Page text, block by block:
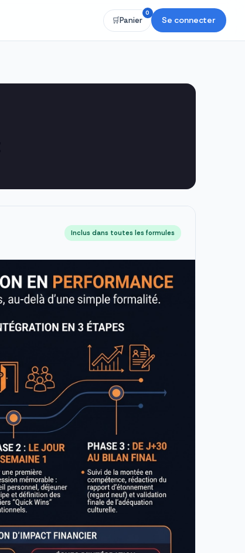
🛒Panier
0
Se connecter
Inclus dans toutes les formules